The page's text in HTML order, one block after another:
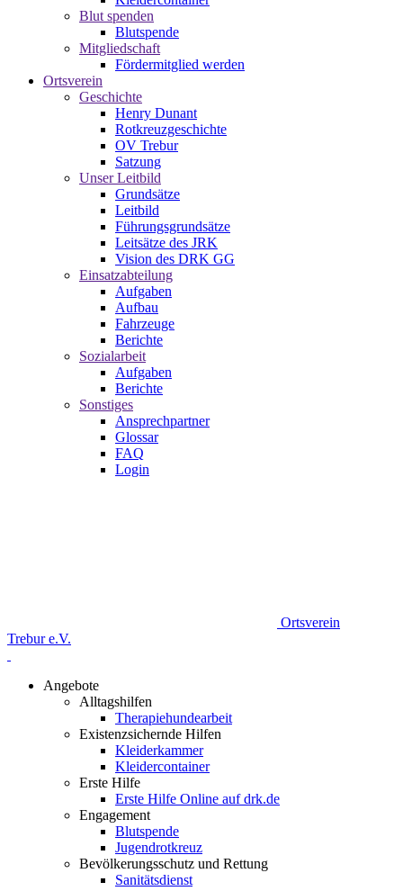
Blut spenden
Blutspende
Mitgliedschaft
Fördermitglied werden
Ortsverein
Geschichte
Henry Dunant
Rotkreuzgeschichte
OV Trebur
Satzung
Unser Leitbild
Grundsätze
Leitbild
Führungsgrundsätze
Leitsätze des JRK
Vision des DRK GG
Einsatzabteilung
Aufgaben
Aufbau
Fahrzeuge
Berichte
Sozialarbeit
Aufgaben
Berichte
Sonstiges
Ansprechpartner
Glossar
FAQ
Login
Ortsverein
Trebur e.V.
Angebote
Alltagshilfen
Therapiehundearbeit
Existenzsichernde Hilfen
Kleiderkammer
Kleidercontainer
Erste Hilfe
Erste Hilfe Online auf drk.de
Engagement
Blutspende
Jugendrotkreuz
Bevölkerungsschutz und Rettung
Sanitätsdienst